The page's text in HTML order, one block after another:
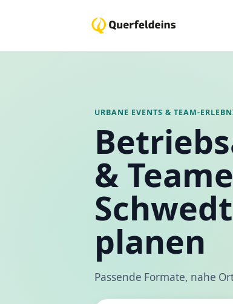
URBANE EVENTS & TEAM-
&
Schwedt
planen
Passende Formate, nahe